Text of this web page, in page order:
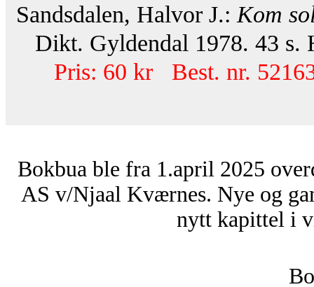
Sandsdalen, Halvor J.: Kom
Dikt. Gyldendal 1978. 43 s.
Pris: 60 kr Best. nr.
Bokbua ble fra 1.april 2025
AS v/Njaal Kværnes. Nye og
nytt kapittel i